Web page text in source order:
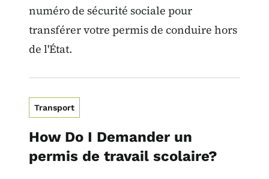
numéro de sécurité sociale pour
transférer votre permis de conduire hors
de l'État.
Transport
How Do I Demander un
permis de travail scolaire?